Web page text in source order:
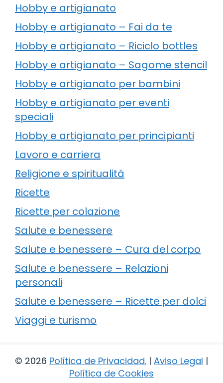
Hobby e artigianato
Hobby e artigianato – Fai da te
Hobby e artigianato – Riciclo bottles
Hobby e artigianato – Sagome stencil
Hobby e artigianato per bambini
Hobby e artigianato per eventi
speciali
Hobby e artigianato per principianti
Lavoro e carriera
Religione e spiritualità
Ricette
Ricette per colazione
Salute e benessere
Salute e benessere – Cura del corpo
Salute e benessere – Relazioni
personali
Salute e benessere – Ricette per dolci
Viaggi e turismo
© 2026 Política de Privacidad. | Aviso Legal |
Política de Cookies